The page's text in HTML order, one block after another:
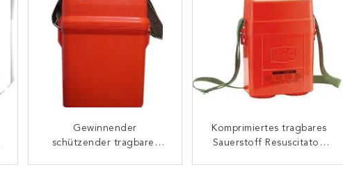
Automatischer
medizinischer Sauerstoff
Komprimiertes Sauerstoff-
Selbstretter-
Gewinnender
schützender tragbarer
Komprimiertes tragbares
Sauerstoff Resuscitator-